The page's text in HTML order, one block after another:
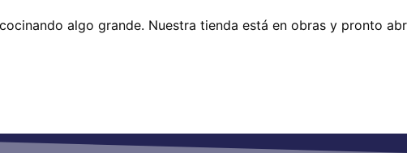
algo grande. Nuestra tienda está en obras y pronto